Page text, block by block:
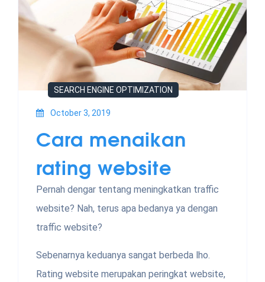
SEARCH ENGINE OPTIMIZATION
October 3, 2019
Cara menaikan
rating website
Pernah dengar tentang meningkatkan traffic
website? Nah, terus apa bedanya ya dengan
traffic website?
Sebenarnya keduanya sangat berbeda lho.
Rating website merupakan peringkat website,